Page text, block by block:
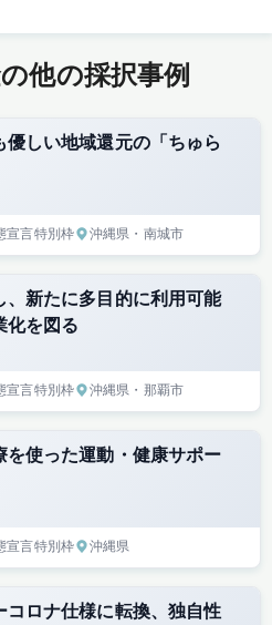
他の採択事例
しい地域還元の「ちゅら
宣言特別枠 沖縄県 ・南城市
、新たに多目的に利用可能
化を図る
宣言特別枠 沖縄県 ・那覇市
使った運動・健康サポー
宣言特別枠 沖縄県
ロナ仕様に転換、独自性